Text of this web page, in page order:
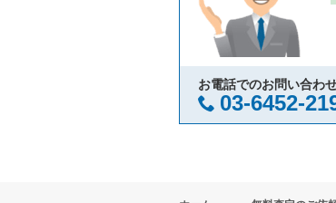
八千代市の飲食店の
袖ヶ浦市の飲食店の
君津市の飲食店の居
千葉県の寿司の居抜
千葉県の焼肉の居抜
千葉県の鉄板焼き・
千葉中央駅のお弁当
千葉中央駅のカラオ
千葉中央駅のバーの
お電話でのお問い合わ
03-6452-